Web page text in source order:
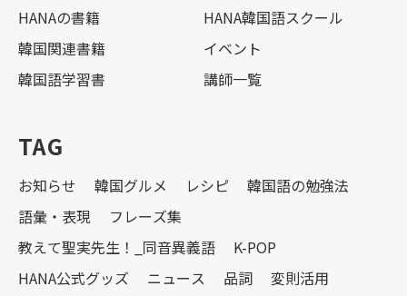
HANAの書籍
韓国関連書籍
韓国語学習書
HANA韓国語スクール
イベント
講師一覧
TAG
お知らせ 韓国グルメ レシピ
韓国語の勉強法
語彙・表現
フレーズ集
教えて聖実先生！_同音異義語
K-POP
HANA公式グッズ
ニュース 品詞
変則活用